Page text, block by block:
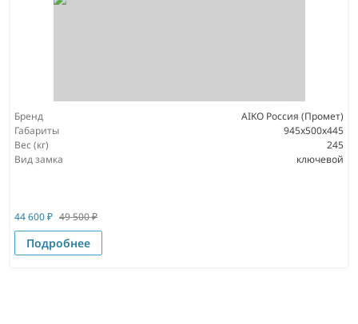
Бренд
AIKO Россия (Промет)
Габариты
945x500x445
Вес (кг)
245
Вид замка
ключевой
44 600₽ 49 500₽
Подробнее